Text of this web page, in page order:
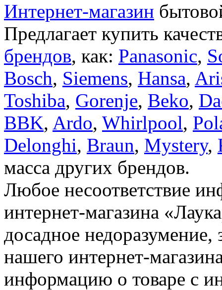
Интернет-магазин
Предлагает купить
брендов, как: Panasonic,
Bosch, Siemens, Hansa,
Toshiba, Gorenje, Beko,
BBK, Ardo, Whirlpool,
Delonghi, Braun, Mystery,
масса других брендов.
Любое несоответствие
интернет-магазина
досадное недоразумение,
нашего интернет-
информацию о товаре с